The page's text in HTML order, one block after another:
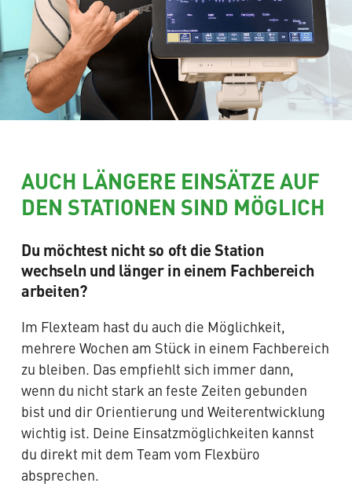
AUCH LÄNGERE EINSÄTZE AUF
DEN STATIONEN SIND MÖGLICH
Du möchtest nicht so oft die Station
wechseln und länger in einem Fachbereich
arbeiten?
Im Flexteam hast du auch die Möglichkeit,
mehrere Wochen am Stück in einem Fachbereich
zu bleiben. Das empfiehlt sich immer dann,
wenn du nicht stark an feste Zeiten gebunden
bist und dir Orientierung und Weiterentwicklung
wichtig ist. Deine Einsatzmöglichkeiten kannst
du direkt mit dem Team vom Flexbüro
absprechen.